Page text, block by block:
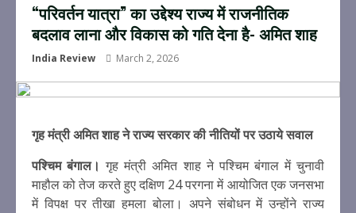
“परिवर्तन यात्रा” का उद्देश्य राज्य में राजनीतिक
बदलाव लाना और विकास को गति देना है- अमित शाह
India Review March 2, 2026
गृह मंत्री अमित शाह ने राज्य सरकार की नीतियों पर उठाये सवाल
पश्चिम बंगाल। गृह मंत्री अमित शाह ने पश्चिम बंगाल में चुनावी
माहौल को तेज करते हुए दक्षिण 24 परगना में आयोजित एक जनसभा
में विपक्ष पर तीखा हमला बोला। अपने संबोधन में उन्होंने राज्य